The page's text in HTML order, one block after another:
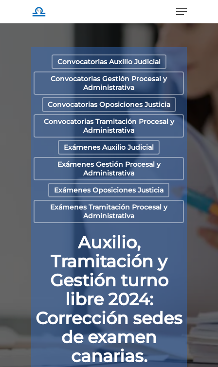
Menu
Convocatorias Auxilio Judicial
Convocatorias Gestión Procesal y
Administrativa
Convocatorias Oposiciones Justicia
Convocatorias Tramitación Procesal y
Administrativa
Exámenes Auxilio Judicial
Exámenes Gestión Procesal y
Administrativa
Exámenes Oposiciones Justicia
Exámenes Tramitación Procesal y
Administrativa
Auxilio,
Tramitación y
Gestión turno
libre 2024:
Corrección sedes
de examen
canarias.